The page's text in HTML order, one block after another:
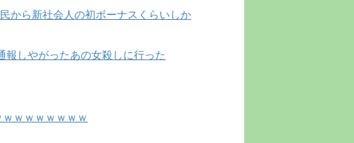
から新社会人の初ボーナスくらいしか
報しやがったあの女殺しに行った
ｗｗｗｗｗｗｗ